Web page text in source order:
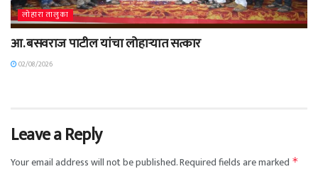
लोहारा तालुका
आ. बसवराज पाटील यांचा लोहाऱ्यात सत्कार
02/08/2026
Leave a Reply
Your email address will not be published.Required fields are marked *